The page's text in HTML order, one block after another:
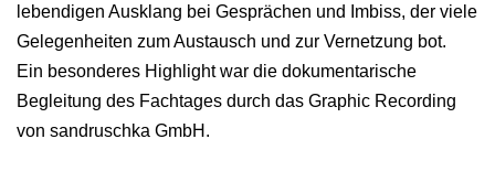
lebendigen Ausklang bei Gesprächen und Imbiss, der viele
Gelegenheiten zum Austausch und zur Vernetzung bot.
Ein besonderes Highlight war die dokumentarische
Begleitung des Fachtages durch das Graphic Recording
von sandruschka GmbH.